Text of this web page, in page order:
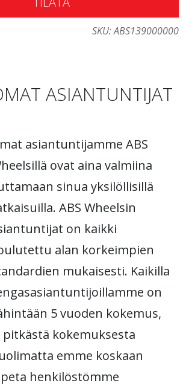
vanteisiin.
ja UV-kestävä viimeistely, joka
tasapainotettu
suorituskyvyn
(uusinta
SKU:ABS139000000
ASIANTUNTIJAT
asiantuntijamme ABS
ovat aina valmiina
sinua yksilöllisillä
ABS Wheelsin
on kaikki
alan korkeimpien
mukaisesti. Kaikilla
on
5 vuoden kokemus,
pitkästä kokemuksesta
emme koskaan
henkilöstömme